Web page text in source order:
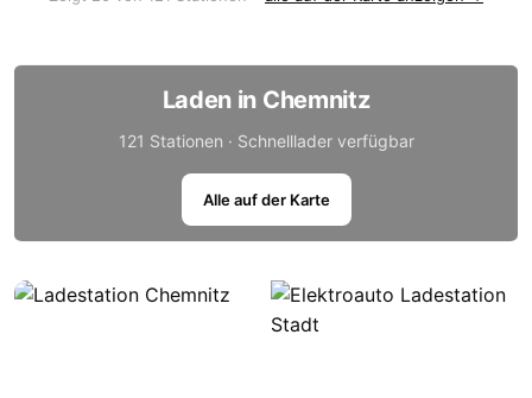
Laden in Chemnitz
121 Stationen · Schnelllader verfügbar
Alle auf der Karte